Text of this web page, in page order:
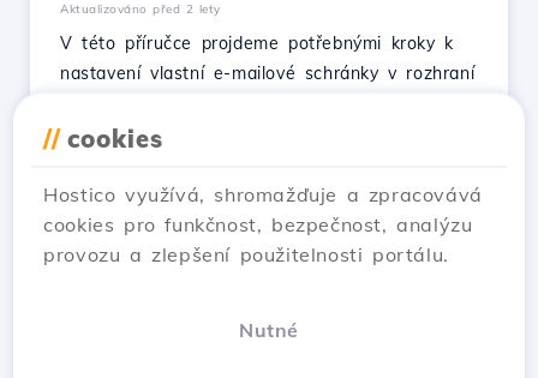
Aktualizováno před 2 lety
V této příručce projdeme potřebnými kroky k
nastavení vlastní e-mailové schránky v rozhraní
Ukaž článek
// cookies
Hostico využívá, shromažďuje a zpracovává
cookies pro funkčnost, bezpečnost, analýzu
provozu a zlepšení použitelnosti portálu.
Nutné